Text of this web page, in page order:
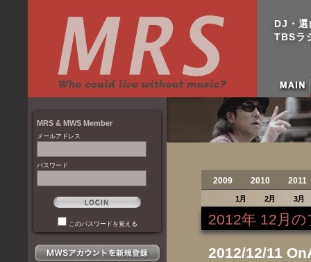
DJ・選
TBSラ
MRS & MWS Member
メールアドレス
パスワード
このパスワードを覚える
2009 2010 2011
1月 2月 3月
2012年 12月
2012/12/11